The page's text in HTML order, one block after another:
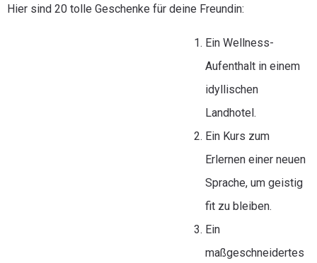
Hier sind 20 tolle Geschenke für deine Freundin:
Ein Wellness-
Aufenthalt in einem
idyllischen
Landhotel.
Ein Kurs zum
Erlernen einer neuen
Sprache, um geistig
fit zu bleiben.
Ein
maßgeschneidertes